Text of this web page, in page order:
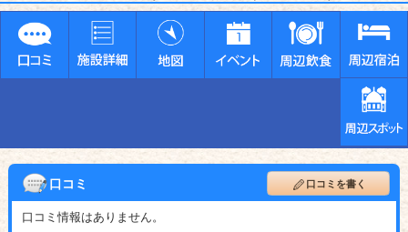
口コミ 口コミを書く
口コミ情報はありません。